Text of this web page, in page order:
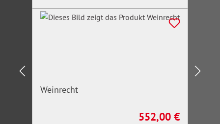
Weinrecht
Regulärer Preis:
552,00 €